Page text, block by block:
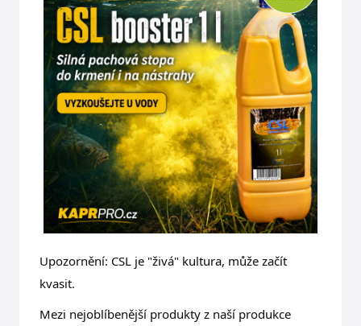
Upozornění: CSL je "živá" kultura, může začít
kvasit.
Mezi nejoblíbenější produkty z naší produkce